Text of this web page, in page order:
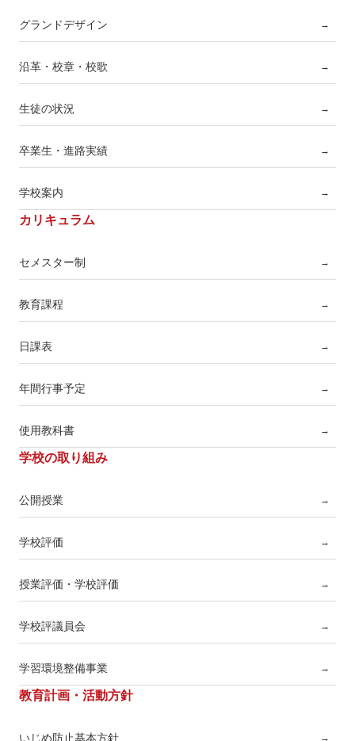
グランドデザイン →
沿革・校章・校歌 →
生徒の状況 →
卒業生・進路実績 →
学校案内 →
カリキュラム
セメスター制 →
教育課程 →
日課表 →
年間行事予定 →
使用教科書 →
学校の取り組み
公開授業 →
学校評価 →
授業評価・学校評価 →
学校評議員会 →
学習環境整備事業 →
教育計画・活動方針
いじめ防止基本方針 →